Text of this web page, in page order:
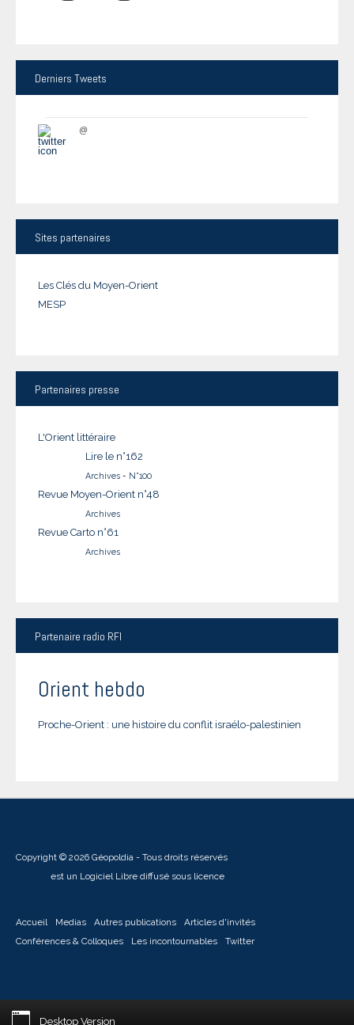
Derniers Tweets
@
Sites partenaires
Les Clés du Moyen-Orient
MESP
Partenaires presse
L'Orient littéraire
Lire le n°162
Archives - N°100
Revue Moyen-Orient n°48
Archives
Revue Carto n°61
Archives
Partenaire radio RFI
Orient hebdo
Proche-Orient : une histoire du conflit israélo-palestinien
Copyright © 2026 Géopoldia - Tous droits réservés
est un Logiciel Libre diffusé sous licence
Accueil Medias Autres publications
Articles d'invités
Conférences & Colloques
Les incontournables Twitter
Desktop Version